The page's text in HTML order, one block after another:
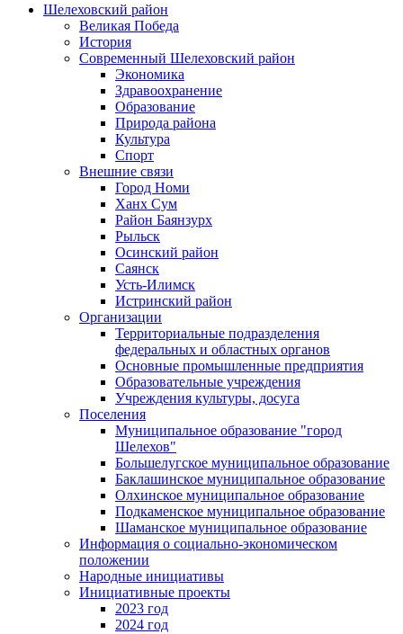
Шелеховский район
Великая Победа
История
Современный Шелеховский район
Экономика
Здравоохранение
Образование
Природа района
Культура
Спорт
Внешние связи
Город Номи
Ханх Сум
Район Баянзурх
Рыльск
Осинский район
Саянск
Усть-Илимск
Истринский район
Организации
Территориальные подразделения
федеральных и областных органов
Основные промышленные предприятия
Образовательные учреждения
Учреждения культуры, досуга
Поселения
Муниципальное образование "город
Шелехов"
Большелугское муниципальное образование
Баклашинское муниципальное образование
Олхинское муниципальное образование
Подкаменское муниципальное образование
Шаманское муниципальное образование
Информация о социально-экономическом
положении
Народные инициативы
Инициативные проекты
2023 год
2024 год